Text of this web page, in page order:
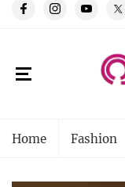
Home Fashion